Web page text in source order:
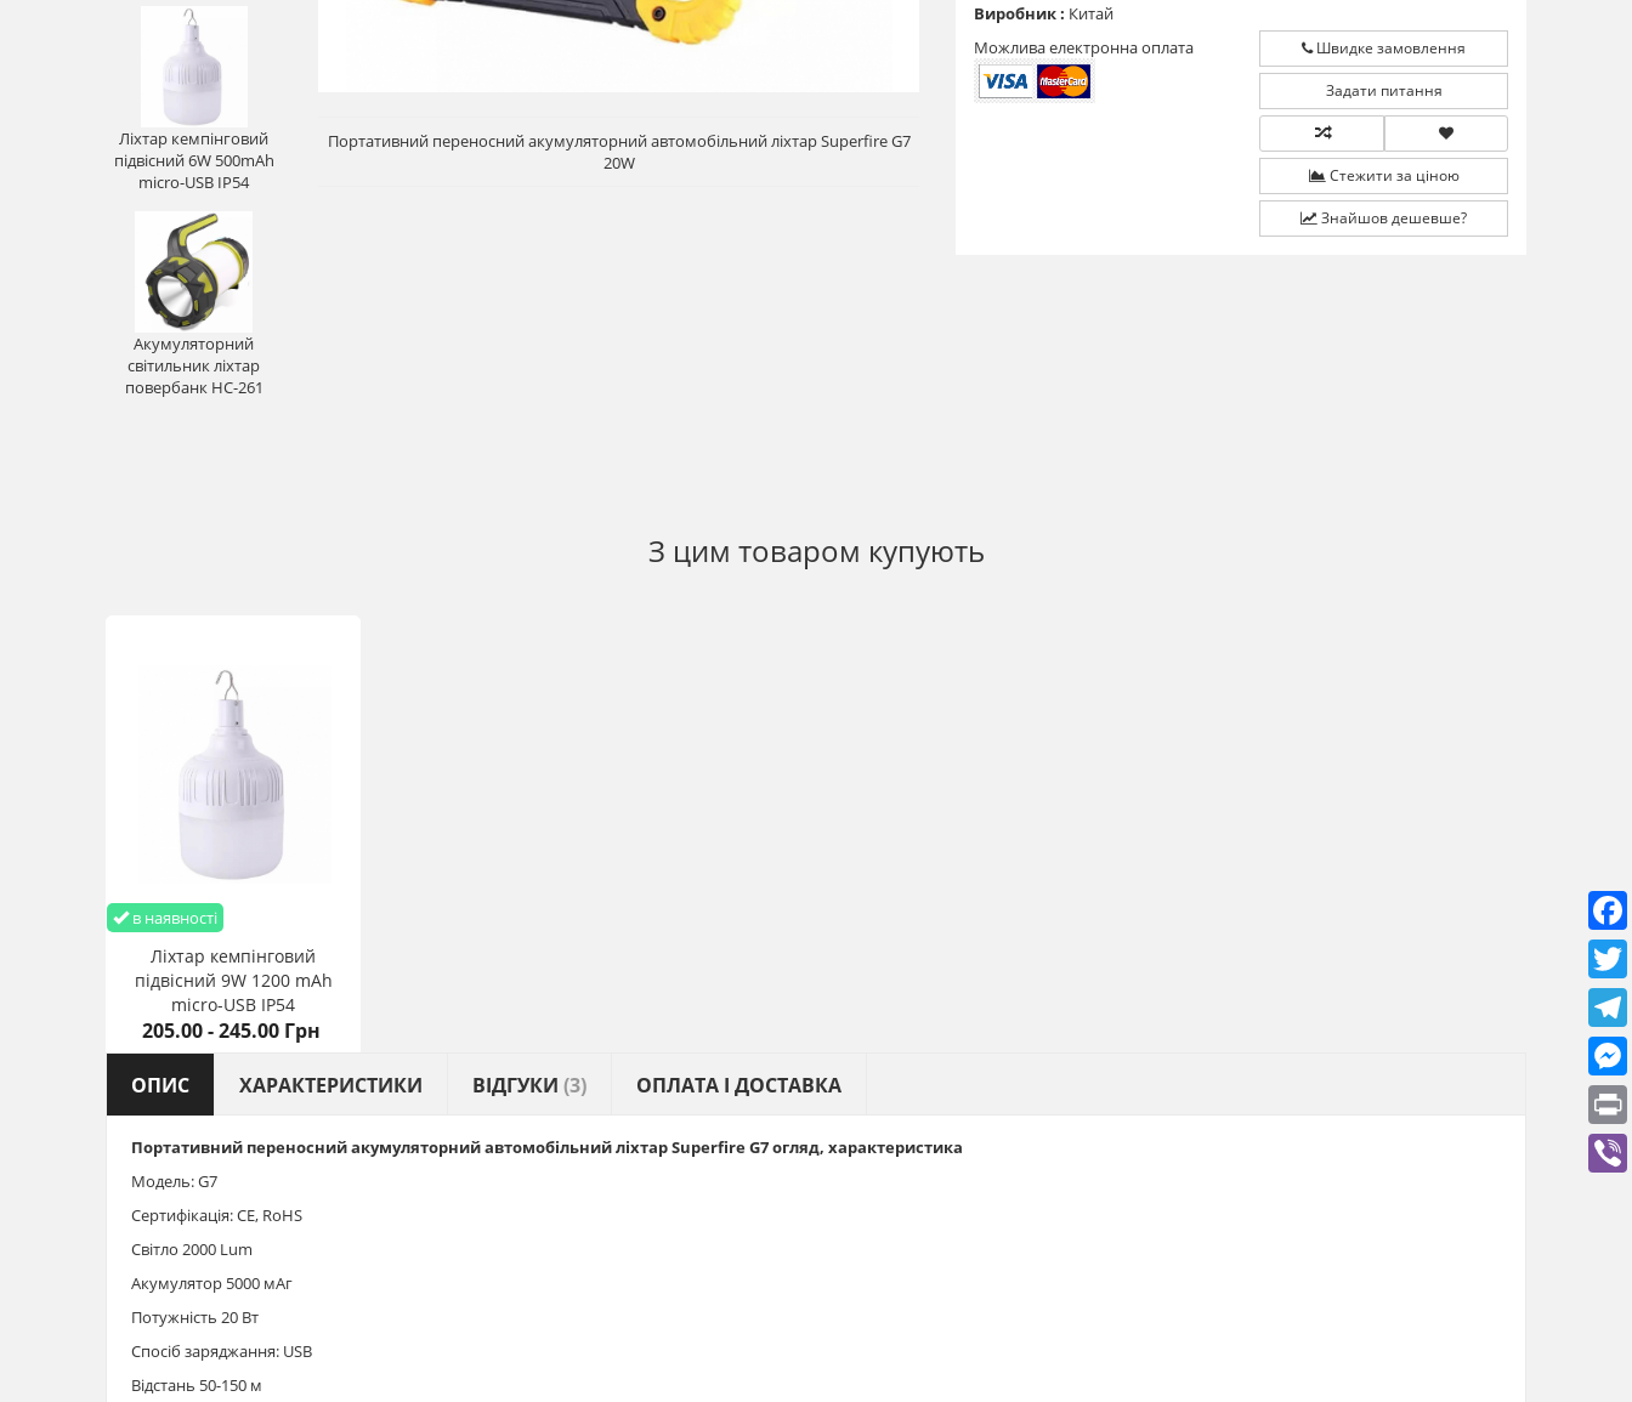
Ліхтар кемпінговий
підвісний 6W 500mАh
micro-USB IP54
Акумуляторний
світильник ліхтар
повербанк HC-261
Портативний переносний акумуляторний автомобільний ліхтар Superfire G7
20W
Виробник : Китай
Можлива електронна оплата
Швидке замовлення
Задати питання
Стежити за ціною
Знайшов дешевше?
З цим товаром купують
в наявності
Ліхтар кемпінговий
підвісний 9W 1200 mАh
micro-USB IP54
205.00 - 245.00 Грн
ОПИС ХАРАКТЕРИСТИКИ ВІДГУКИ (3) ОПЛАТА І ДОСТАВКА
Портативний переносний акумуляторний автомобільний ліхтар Superfire G7 огляд, характеристика
Модель: G7
Сертифікація: CE, RoHS
Світло 2000 Lum
Акумулятор 5000 мАг
Потужність 20 Вт
Спосіб заряджання: USB
Відстань 50-150 м